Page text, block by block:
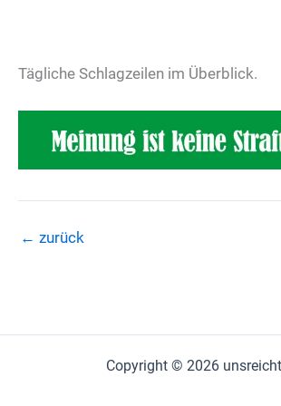
Tägliche Schlagzeilen im Überblick.
← zurück
Copyright © 2026